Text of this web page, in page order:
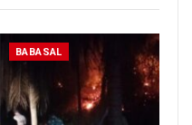
BABASAL